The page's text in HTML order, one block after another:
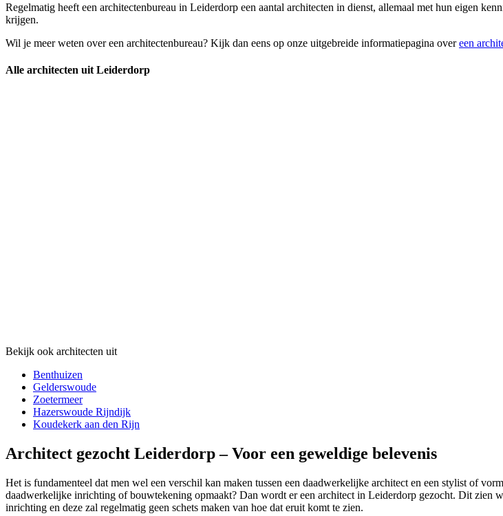
Regelmatig heeft een architectenbureau in Leiderdorp een aantal architecten in dienst, allemaal met hun eigen
krijgen.
Wil je meer weten over een architectenbureau? Kijk dan eens op onze uitgebreide informatiepagina overeen
Alle architecten uit Leiderdorp
Bekijk ook architecten uit
Benthuizen
Gelderswoude
Zoetermeer
Hazerswoude Rijndijk
Koudekerk aan den Rijn
Architect gezocht Leiderdorp – Voor een geweldige belevenis
Het is fundamenteel dat men wel een verschil kan maken tussen een daadwerkelijke architect en een stylist of
daadwerkelijke inrichting of bouwtekening opmaakt? Dan wordt er een architect in Leiderdorp gezocht. Dit zien
inrichting en deze zal regelmatig geen schets maken van hoe dat eruit komt te zien.